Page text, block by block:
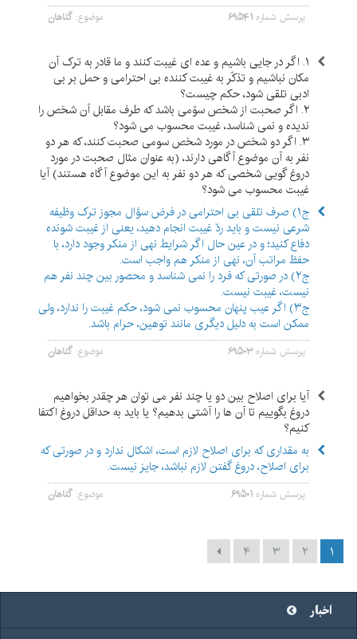
پرسش شماره ۶۹۵۴۱ موضوع: گناهان
۱. اگر در جایی باشیم و عده ای غیبت کنند و ما قادر به ترک آن
مکان نباشیم و تذکّر به غیبت کننده بی احترامی و حمل بر بی
ادبی تلقی شود، حکم چیست؟
۲. اگر صحبت از شخص سوّمی باشد که طرف مقابل آن شخص را
ندیده و نمی شناسد، غیبت محسوب می شود؟
۳. اگر دو شخص در مورد شخص سومی صحبت کنند، که هر دو
نفر به آن موضوع آگاهی دارند، (به عنوان مثال صحبت در مورد
دروغ گویی شخصی که هر دو نفر به این موضوع آگاه هستند) آیا
غیبت محسوب می شود؟
ج۱) صرف تلقی بی احترامی در فرض سؤال مجوز ترک وظیفه
شرعی نیست و باید ردّ غیبت انجام دهید، یعنی از غیبت شونده
دفاع کنید؛ و در عین حال اگر شرایط نهی از منکر وجود دارد، با
حفظ مراتب آن، نهی از منکر هم واجب است.
ج۲) در صورتی که فرد را نمی شناسد و محصور بین چند نفر هم
نیست، غیبت نیست.
ج۳) اگر عیب پنهان محسوب نمی شود، حکم غیبت را ندارد، ولی
ممکن است به دلیل دیگری مانند توهین، حرام باشد.
پرسش شماره۶۹۵۰۳ موضوع: گناهان
آیا برای اصلاح بین دو یا چند نفر می توان هر چقدر بخواهیم
دروغ بگوییم تا آن ها را آشتی بدهیم؟ یا باید به حداقل دروغ اکتفا
کنیم؟
به مقداری که برای اصلاح لازم است، اشکال ندارد و در صورتی که
برای اصلاح، دروغ گفتن لازم نباشد، جایز نیست.
پرسش شماره ۶۹۵۰۱ موضوع: گناهان
۱ ۲ ۳ ۴
اخبار